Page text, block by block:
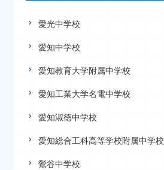
愛光中学校
愛知中学校
愛知教育大学附属中学校
愛知工業大学名電中学校
愛知淑徳中学校
愛知総合工科高等学校附属中学校
鶯谷中学校